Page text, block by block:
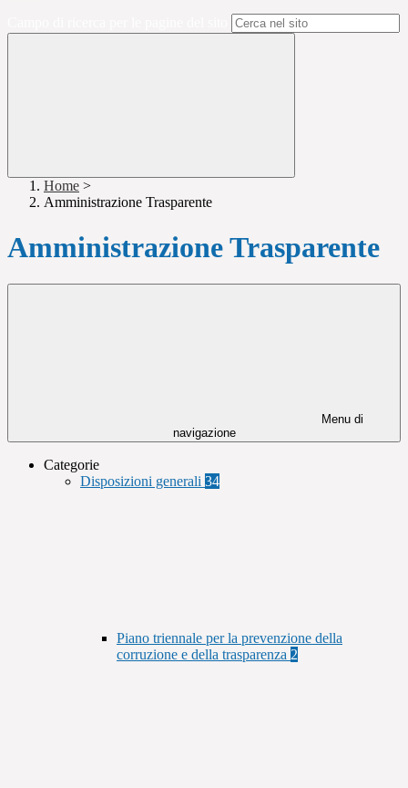
Home >
Amministrazione Trasparente
Amministrazione Trasparente
Menu di
navigazione
Categorie
Disposizioni generali 34
Piano triennale per la prevenzione della
corruzione e della trasparenza 2